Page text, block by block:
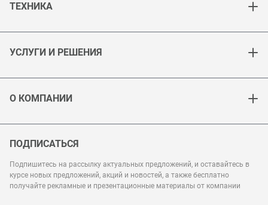
ТЕХНИКА
УСЛУГИ И РЕШЕНИЯ
О КОМПАНИИ
ПОДПИСАТЬСЯ
Подпишитесь на рассылку актуальных предложений, и оставайтесь в
курсе новых предложений, акций и новостей, а также бесплатно
получайте рекламные и презентационные материалы от компании